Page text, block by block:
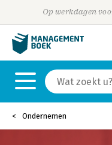
Op werkdagen
Ondernemen